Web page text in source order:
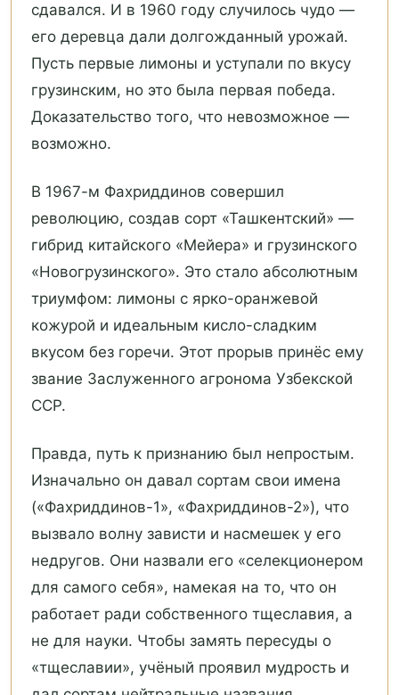
сдавался. И в 1960 году случилось чудо —
его деревца дали долгожданный урожай.
Пусть первые лимоны и уступали по вкусу
грузинским, но это была первая победа.
Доказательство того, что невозможное —
возможно.
В 1967-м Фахриддинов совершил
революцию, создав сорт «Ташкентский» —
гибрид китайского «Мейера» и грузинского
«Новогрузинского». Это стало абсолютным
триумфом: лимоны с ярко-оранжевой
кожурой и идеальным кисло-сладким
вкусом без горечи. Этот прорыв принёс ему
звание Заслуженного агронома Узбекской
ССР.
Правда, путь к признанию был непростым.
Изначально он давал сортам свои имена
(«Фахриддинов-1», «Фахриддинов-2»), что
вызвало волну зависти и насмешек у его
недругов. Они назвали его «селекционером
для самого себя», намекая на то, что он
работает ради собственного тщеславия, а
не для науки. Чтобы замять пересуды о
«тщеславии», учёный проявил мудрость и